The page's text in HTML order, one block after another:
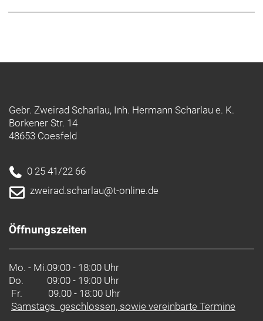
Aeolus-Fahrverhalten mit klassenführender
Überlegene Aerodynamik
Im Gegensatz zu seinen Mitbewerbern, wurde das
Aeolus XXX für aerodynamische Performance bei
über 10.000 Felgenprofile entwickelt und getestet,
um letztendlich drei Profilhöhen zu definieren, die
führend bei Speed, Stabilität und Gewicht sind.
Carbon Care Wheel Lo
Alle Carbonlaufräder
Perfekt kombiniert
Bontrager bietet eine Tubless-Komplettsystem,
einschließlich Laufrädern, Reifen, Dichtmittel,
Ventilen und Felgenbändern. Für eine optimale
Gebr. Zweirad Scharlau, Inh. Hermann Scharlau e. K.
Borkener Str. 14
48653 Coesfeld
0 25 41/22 66
zweirad.scharlau@t-online.de
Öffnungszeiten
Mo. - Mi.09:00 - 18:00 Uhr
Do.
09:00 - 19:00 Uhr
Fr. 09.00 - 18:00 Uhr
Samstags geschlossen, sowie vereinbarte Termine